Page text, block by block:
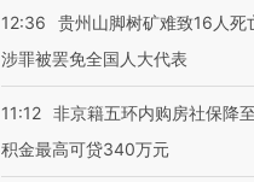
12:36
贵州山脚树矿难致16人死
涉罪被罢免全国人大代表
11:12 非京籍五环内购房社保降
积金最高可贷340万元